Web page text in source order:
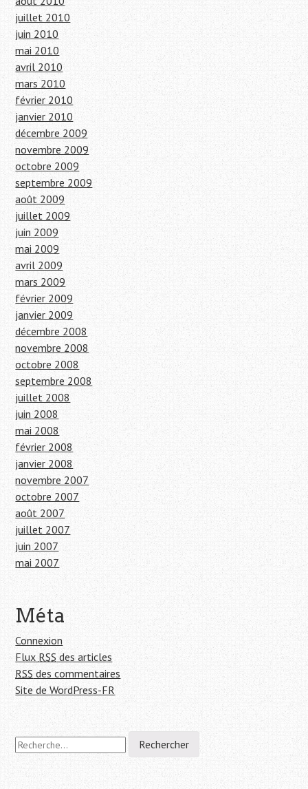
juillet 2010
juin 2010
mai 2010
avril 2010
mars 2010
février 2010
janvier 2010
décembre 2009
novembre 2009
octobre 2009
septembre 2009
août 2009
juillet 2009
juin 2009
mai 2009
avril 2009
mars 2009
février 2009
janvier 2009
décembre 2008
novembre 2008
octobre 2008
septembre 2008
juillet 2008
juin 2008
mai 2008
février 2008
janvier 2008
novembre 2007
octobre 2007
août 2007
juillet 2007
juin 2007
mai 2007
Méta
Connexion
Flux RSS des articles
RSS des commentaires
Site de WordPress-FR
R
e